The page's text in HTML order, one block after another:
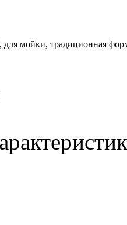
для мойки, традиционная